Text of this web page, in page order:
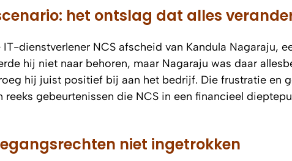
het ontslag dat alles
dienstverlener NCS afscheid van Kandula Nagaraju,
hij niet naar behoren, maar Nagaraju was daar
hij juist positief bij aan het bedrijf. Die frustratie en
gebeurtenissen die NCS in een financieel
niet ingetrokken